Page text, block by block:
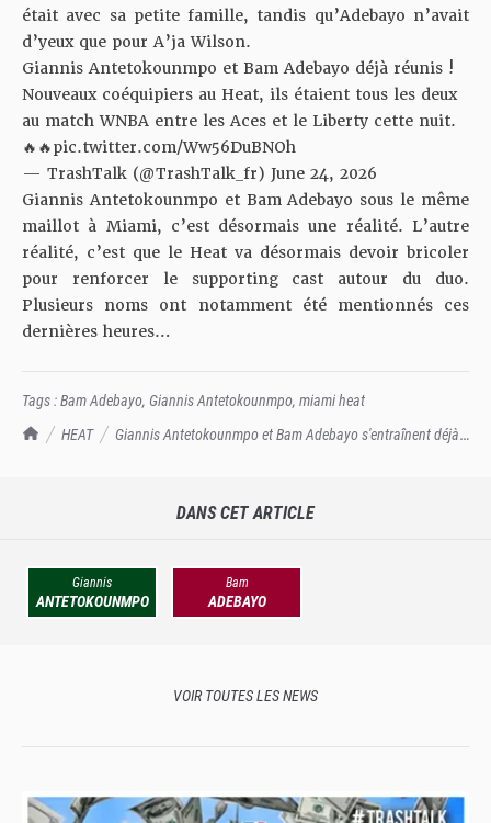
TrashTalk Actu NBA
HEAT
Giannis Antetokounmpo et Bam Adebayo s'entraînent déjà
était avec sa petite famille, tandis qu’Adebayo n’avait
d’yeux que pour A’ja Wilson.
Giannis Antetokounmpo et Bam Adebayo déjà réunis !
Nouveaux coéquipiers au Heat, ils étaient tous les deux
au match WNBA entre les Aces et le Liberty cette nuit.
🔥🔥pic.twitter.com/Ww56DuBNOh
— TrashTalk (@TrashTalk_fr) June 24, 2026
Giannis Antetokounmpo et Bam Adebayo sous le même
maillot à Miami, c’est désormais une réalité. L’autre
réalité, c’est que le Heat va désormais devoir bricoler
pour renforcer le supporting cast autour du duo.
Plusieurs noms ont notamment été mentionnésces
dernières heures…
Tags :Bam Adebayo, Giannis Antetokounmpo, miami heat
DANS CET ARTICLE
Giannis
ANTETOKOUNMPO
Bam
ADEBAYO
VOIR TOUTES LES NEWS